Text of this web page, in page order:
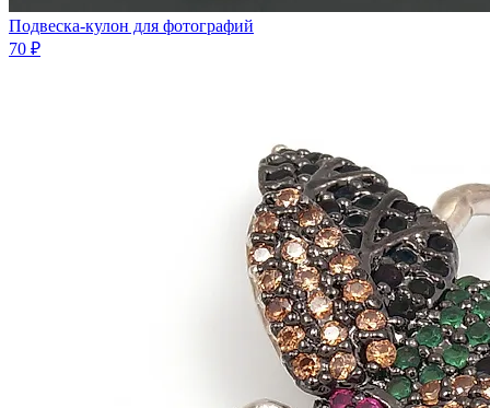
Подвеска-кулон для фотографий
70 ₽